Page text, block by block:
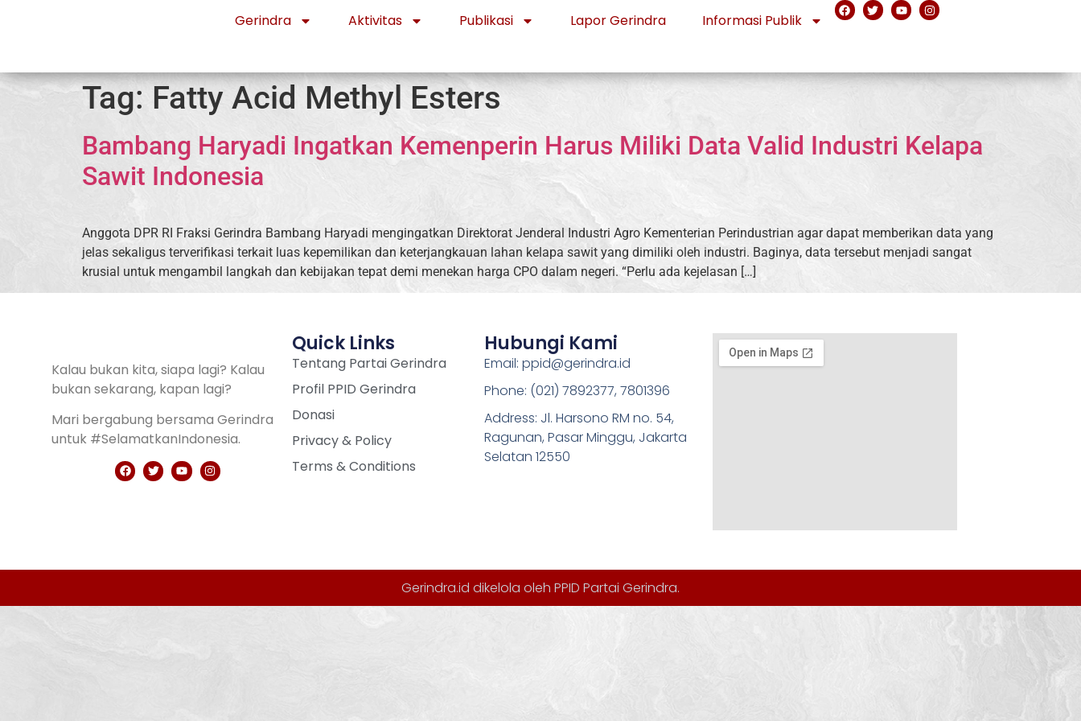
Gerindra Aktivitas Publikasi Lapor Gerindra Informasi Publik
Tag: Fatty Acid Methyl Esters
Bambang Haryadi Ingatkan Kemenperin Harus Miliki Data Valid Industri Kelapa
Sawit Indonesia
Anggota DPR RI Fraksi Gerindra Bambang Haryadi mengingatkan Direktorat Jenderal Industri Agro Kementerian Perindustrian agar dapat memberikan data yang
jelas sekaligus terverifikasi terkait luas kepemilikan dan keterjangkauan lahan kelapa sawit yang dimiliki oleh industri. Baginya, data tersebut menjadi sangat
krusial untuk mengambil langkah dan kebijakan tepat demi menekan harga CPO dalam negeri. “Perlu ada kejelasan […]
Kalau bukan kita, siapa lagi? Kalau
bukan sekarang, kapan lagi?
Mari bergabung bersama Gerindra
untuk #SelamatkanIndonesia.
Quick Links
Tentang Partai Gerindra
Profil PPID Gerindra
Donasi
Privacy & Policy
Terms & Conditions
Hubungi Kami
Email: ppid@gerindra.id
Phone: (021) 7892377, 7801396
Address: Jl. Harsono RM no. 54,
Ragunan, Pasar Minggu, Jakarta
Selatan 12550
Gerindra.id dikelola oleh PPID Partai Gerindra.